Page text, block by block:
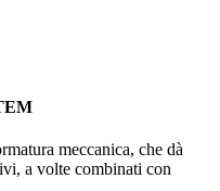
meccanica, che dà
a volte combinati con